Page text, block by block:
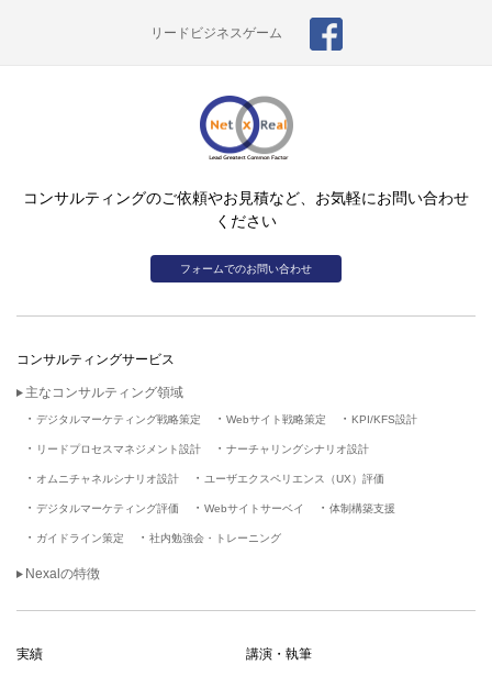
高額商材を検討するユーザのオンライン行動パターンを可視化するコン
テンツアトリビューション分析
製造 自動車 広報部
ティ評価
詳細を見る
情報・通信 ソフトウェア マーケティング部
WebサイトのPDCAサイクル実現に向けたKPI設計コンサルティング
リードビジネスゲーム
コンサルティングのご依頼やお見積など、お気軽にお問い合わせ
ください
フォームでのお問い合わせ
コンサルティングサービス
主なコンサルティング領域
デジタルマーケティング戦略策定 Webサイト戦略策定 KPI/KFS設計
リードプロセスマネジメント設計 ナーチャリングシナリオ設計
オムニチャネルシナリオ設計 ユーザエクスペリエンス（UX）評価
デジタルマーケティング評価 Webサイトサーベイ 体制構築支援
ガイドライン策定 社内勉強会・トレーニング
Nexalの特徴
実績 講演・執筆